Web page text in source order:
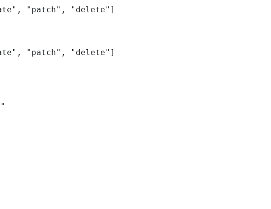
"patch", "delete"]
"patch", "delete"]